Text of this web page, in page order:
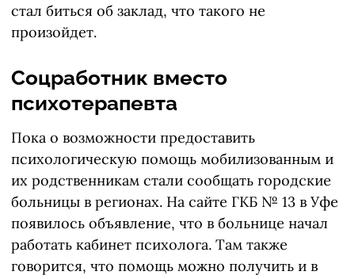
стал биться об заклад, что такого не
произойдет.
Соцработник вместо
психотерапевта
Пока о возможности предоставить
психологическую помощь мобилизованным и
их родственникам стали сообщать городские
больницы в регионах. На сайте ГКБ № 13 в Уфе
появилось объявление, что в больнице начал
работать кабинет психолога. Там также
говорится, что помощь можно получить и в